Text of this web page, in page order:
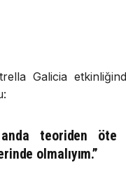
Galicia
teoriden öte
olmalıyım.”